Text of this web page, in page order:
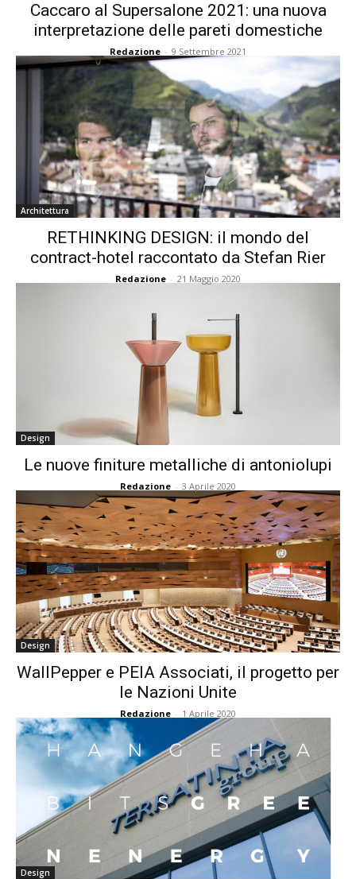
Caccaro al Supersalone 2021: una nuova
interpretazione delle pareti domestiche
Redazione - 9 Settembre 2021
Architettura
RETHINKING DESIGN: il mondo del
contract-hotel raccontato da Stefan Rier
Redazione - 21 Maggio 2020
Design
Le nuove finiture metalliche di antoniolupi
Redazione - 3 Aprile 2020
Design
WallPepper e PEIA Associati, il progetto per
le Nazioni Unite
Redazione - 1 Aprile 2020
Design